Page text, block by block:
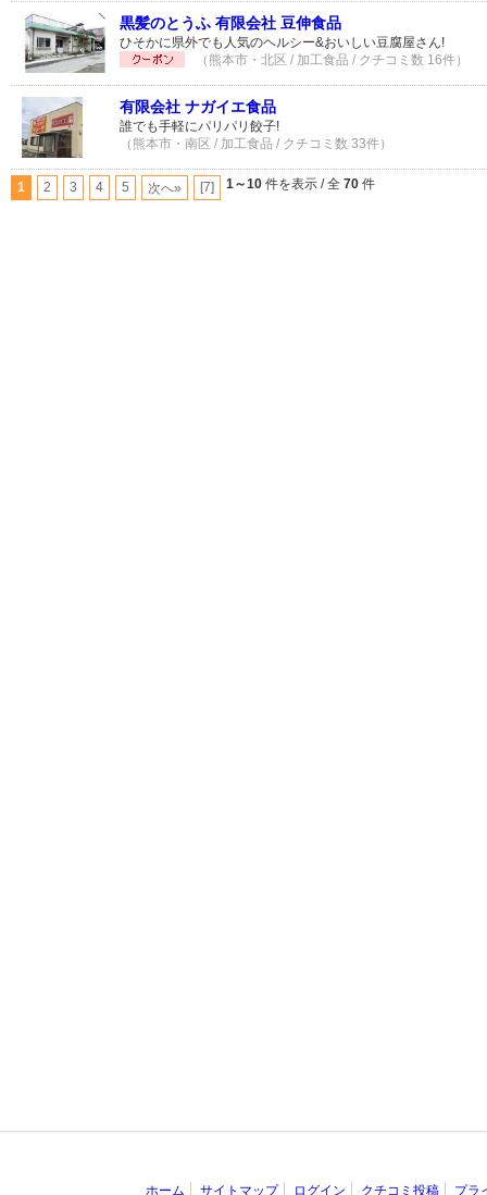
黒髪のとうふ 有限会社 豆伸食品
ひそかに県外でも人気のヘルシー&おいしい豆腐屋さん!
（熊本市・北区 / 加工食品 / クチコミ数 16件）
有限会社 ナガイエ食品
誰でも手軽にパリパリ餃子!
（熊本市・南区 / 加工食品 / クチコミ数 33件）
1 2 3 4 5 次へ» [7] 1～10 件を表示 / 全 70 件
ホーム サイトマップ ログイン クチコミ投稿 プラ